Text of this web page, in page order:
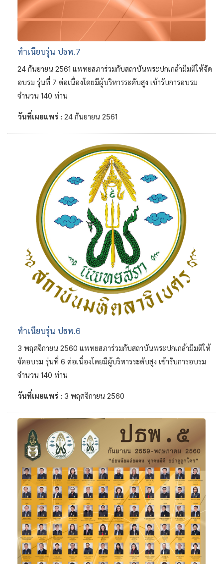
ทำเนียบรุ่น ปธพ.7
24 กันยายน 2561 แพทยสภาร่วมกับสถาบันพระปกเกล้ามีมติให้จัด
อบรม รุ่นที่ 7 ต่อเนื่องโดยมีผู้บริหารระดับสูง เข้ารับการอบรม
จำนวน 140 ท่าน
วันที่เผยแพร่ : 24 กันยายน 2561
ทำเนียบรุ่น ปธพ.6
3 พฤศจิกายน 2560 แพทยสภาร่วมกับสถาบันพระปกเกล้ามีมติให้
จัดอบรม รุ่นที่ 6 ต่อเนื่องโดยมีผู้บริหารระดับสูง เข้ารับการอบรม
จำนวน 140 ท่าน
วันที่เผยแพร่ : 3 พฤศจิกายน 2560